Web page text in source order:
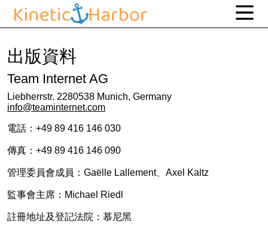
出版資料
Team Internet AG
Liebherrstr. 2280538 Munich, Germany
info@teaminternet.com
電話：+49 89 416 146 030
傳真：+49 89 416 146 090
管理委員會成員：Gaëlle Lallement、Axel Kaltz
監事會主席：Michael Riedl
註冊地址及登記法院：慕尼黑